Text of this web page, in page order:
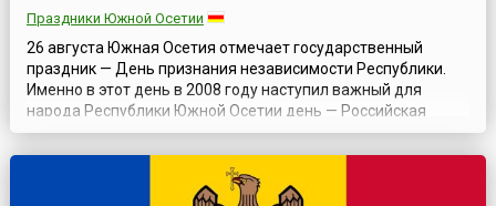
Праздники Южной Осетии
26 августа Южная Осетия отмечает государственный
праздник — День признания независимости Республики.
Именно в этот день в 2008 году наступил важный для
народа Республики Южной Осетии день — Российская
Федерация первой из государств мира приняла решение о
признании независимости Республики Южная Осетия.В
ночь на 8 августа 2008 года грузинские войска атаковали
Южную Осетию и разрушили часть ...